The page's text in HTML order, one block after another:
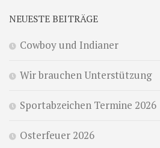
NEUESTE BEITRÄGE
Cowboy und Indianer
Wir brauchen Unterstützung
Sportabzeichen Termine 2026
Osterfeuer 2026